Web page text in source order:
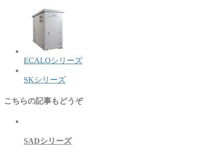
ECALOシリーズ
SKシリーズ
こちらの記事もどうぞ
SADシリーズ